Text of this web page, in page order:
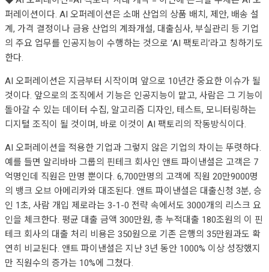
퍼레이션이다. AI 오퍼레이션은 소매 산업의 상품 배치, 제안, 배송 설
계, 가격 결정이나 금융 산업의 계좌개설, 대출심사, 부실관리 등 기업
의 주요 업무를 인공지능이 수행하는 것으로 ‘AI 팩토리’라고 칭하기도
한다.
AI 오퍼레이션은 지금부터 시작이며 앞으로 10년간 중요한 이슈가 될
것이다. 앞으로의 조직에서 기능은 인공지능이 맡고, 사람은 그 기능이
돌아갈 수 있는 데이터 수집, 알고리즘 디자인, 테스트, 모니터링하는
디지털 조직이 될 것이며, 바로 이것이 AI 팩토리의 작동방식이다.
AI 오퍼레이션을 적용한 기업과 그렇지 않은 기업의 차이는 뚜렷하다.
예를 들면 알리바바 그룹의 핀테크 회사인 앤트 파이낸셜은 고객은 7
억명인데 직원은 만명 뿐이다. 6,700만명의 고객에 직원 20만9000명
의 뱅크 오브 아메리카와 대조된다. 앤트 파이낸셜은 대출신청 3분, 승
인 1초, 사람 개입 제로라는 3-1-0 전략 속에서도 3000개의 리스크 요
인을 체크한다. 평균 대출 금액 300만원, 총 누적대출 180조원의 이 핀
테크 회사의 대출 처리 비용은 350원으로 기존 은행의 35만원과도 확
연히 비교된다. 앤트 파이낸셜은 지난 3년 동안 1000% 이상 성장했지
만 직원수의 증가는 10%에 그쳤다.